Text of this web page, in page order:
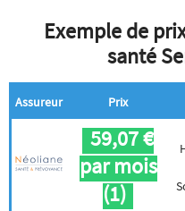
Exemple de
santé
Assureur Prix
59,07 €
par mois
(1)